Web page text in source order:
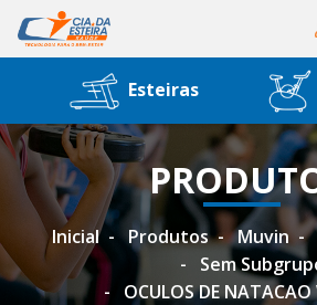
Esteiras
Inicial Produtos Muvin
Sem
OCULOS DE NATACAO